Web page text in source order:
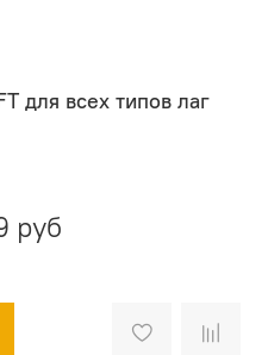
для всех типов лаг
руб